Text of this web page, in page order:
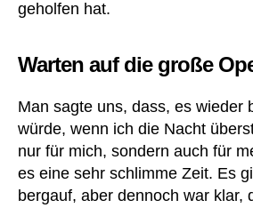
geholfen hat.
Warten auf die große
Man sagte uns, dass, es wieder
würde, wenn ich die Nacht
nur für mich, sondern auch für
es eine sehr schlimme Zeit. Es
bergauf, aber dennoch war klar,